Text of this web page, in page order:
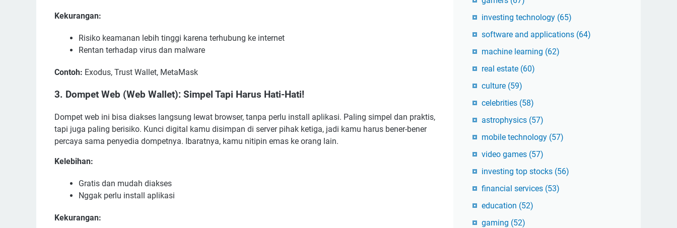
Kekurangan:
Risiko keamanan lebih tinggi karena terhubung ke internet
Rentan terhadap virus dan malware
Contoh: Exodus, Trust Wallet, MetaMask
3. Dompet Web (Web Wallet): Simpel Tapi Harus Hati-Hati!
Dompet web ini bisa diakses langsung lewat browser, tanpa perlu install aplikasi. Paling simpel dan praktis,
tapi juga paling berisiko. Kunci digital kamu disimpan di server pihak ketiga, jadi kamu harus bener-bener
percaya sama penyedia dompetnya. Ibaratnya, kamu nitipin emas ke orang lain.
Kelebihan:
Gratis dan mudah diakses
Nggak perlu install aplikasi
Kekurangan:
investing technology (65)
software and applications (64)
machine learning (62)
real estate (60)
culture (59)
celebrities (58)
astrophysics (57)
mobile technology (57)
video games (57)
investing top stocks (56)
financial services (53)
education (52)
gaming (52)